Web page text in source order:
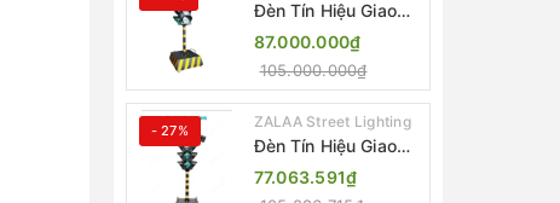
Đèn Tín Hiệu Giao
Thông Di Động Năng
Lượng Mặt Trời
ZALAA ZL-300A-D
87.000.000₫
105.000.000₫
- 27% ZALAA Street Lighting
Đèn Tín Hiệu Giao
Thông Di Động Năng
Lượng Mặt Trời
77.063.591₫